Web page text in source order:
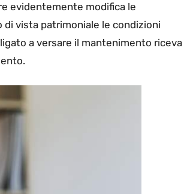
evidentemente modifica le
vista patrimoniale le condizioni
a versare il mantenimento riceva